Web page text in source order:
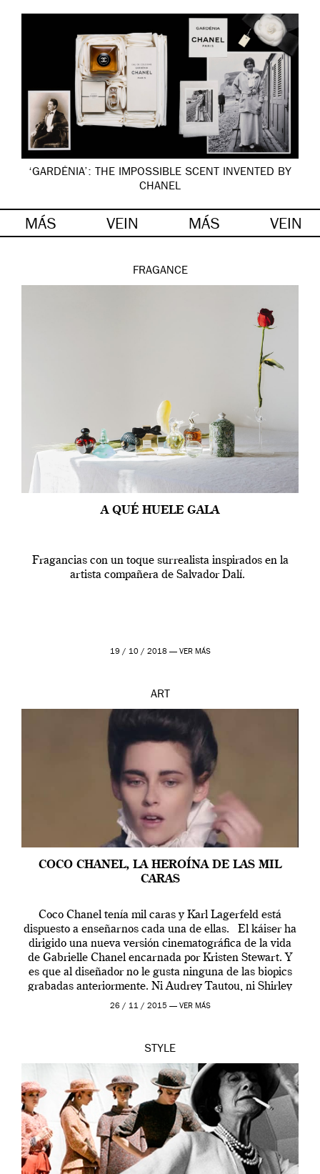
‘GARDÉNIA’: THE IMPOSSIBLE SCENT INVENTED BY
CHANEL
MÁS VEIN MÁS VEIN
FRAGANCE
A QUÉ HUELE GALA
Fragancias con un toque surrealista inspirados en la
artista compañera de Salvador Dalí.
19 / 10 / 2018 — VER MÁS
ART
COCO CHANEL, LA HEROÍNA DE LAS MIL
CARAS
Coco Chanel tenía mil caras y Karl Lagerfeld está
dispuesto a enseñarnos cada una de ellas. El káiser ha
dirigido una nueva versión cinematográfica de la vida
de Gabrielle Chanel encarnada por Kristen Stewart. Y
es que al diseñador no le gusta ninguna de las biopics
grabadas anteriormente. Ni Audrey Tautou, ni Shirley
McLaine ni ninguna otra. A él […]
26 / 11 / 2015 — VER MÁS
STYLE